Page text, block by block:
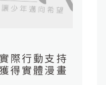
際行動支持
得實體漫畫